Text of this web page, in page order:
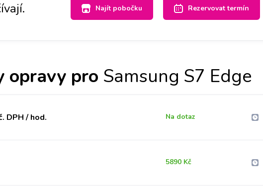
Najít pobočku Rezervovat termín
opravy pro Samsung S7 Edge
DPH / hod. Na dotaz
5890 Kč